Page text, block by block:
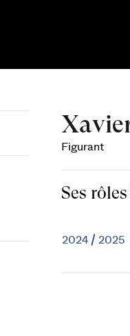
Figurant
Ses
2024 / 2025